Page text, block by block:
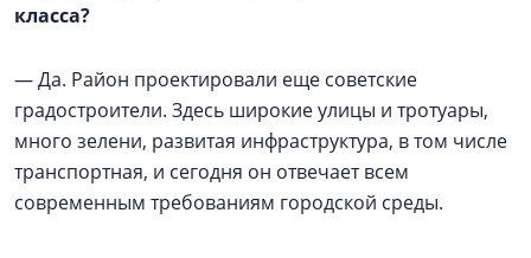
класса?
— Да. Район проектировали еще советские
градостроители. Здесь широкие улицы и тротуары,
много зелени, развитая инфраструктура, в том числе
транспортная, и сегодня он отвечает всем
современным требованиям городской среды.